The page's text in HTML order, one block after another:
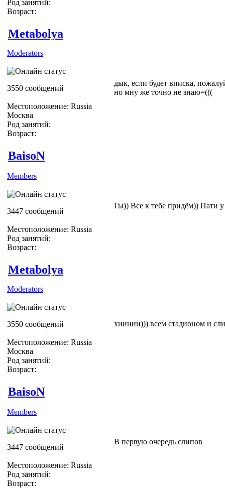
Род занятий:
Возраст:
Metabolya
Moderators
3550 сообщений
Местоположение: Russia
Москва
Род занятий:
Возраст:
дык, если будет вписка,
но мну же точно не знаю=(((
BaisoN
Members
3447 сообщений
Местоположение: Russia
Род занятий:
Возраст:
Гы)) Все к тебе придём)) Пати
Metabolya
Moderators
3550 сообщений
Местоположение: Russia
Москва
Род занятий:
Возраст:
хиииии))) всем стадионом и
BaisoN
Members
3447 сообщений
Местоположение: Russia
Род занятий:
Возраст:
В первую очередь слипов